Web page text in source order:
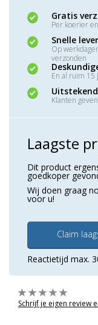
Gratis
Per koerier
Snelle
Op
verzonden
En al ruim 15
Klanten
Laagste
Dit product
goedkoper
Wij doen graag
voor u!
Claim
Reactietijd max.
Schrijf je eigen review